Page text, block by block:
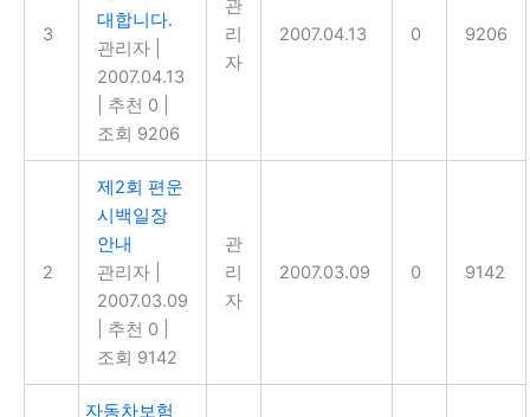
3
대합니다.
관리자
2007.04.13
추천 0
조회 9206
관
리
자
2007.04.13 0 9206
2
제2회 편운
시백일장
안내
관리자
2007.03.09
추천 0
조회 9142
관
리
자
2007.03.09 0 9142
자동차보험